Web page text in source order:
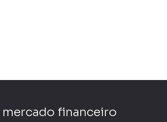
financeiro